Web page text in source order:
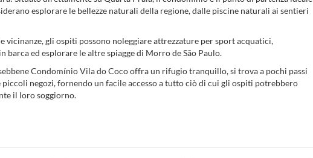
esplorare le bellezze naturali della regione, dalle piscine naturali ai sentieri
vicinanze, gli ospiti possono noleggiare attrezzature per sport acquatici,
barca ed esplorare le altre spiagge di Morro de São Paulo.
Condomínio Vila do Coco offra un rifugio tranquillo, si trova a pochi passi
negozi, fornendo un facile accesso a tutto ciò di cui gli ospiti potrebbero
il loro soggiorno.